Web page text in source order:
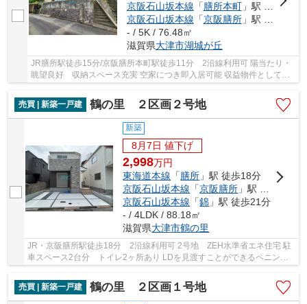
京阪石山坂本線 「膳所本町」駅 徒歩11分
京阪石山坂本線 「京阪膳所」駅 徒歩15分
- / 5K / 76.48㎡
滋賀県大津市湖城が丘
JR膳所駅徒歩15分/京阪膳所本町駅徒歩11分 2沿線利用可 陽当たり・
眺望良好 収納スペース充実 空家につき即入居可能 収益物件としても
売買 | 新築一戸建
鶴の里 ２区画２号地
新築
8月7日 値下げ
2,998万円
東海道本線 「膳所 」駅 徒歩18分
京阪石山坂本線 「京阪膳所 」駅 徒歩18分
京阪石山坂本線 「錦 」駅 徒歩21分
- / 4LDK / 88.18㎡
滋賀県大津市鶴の里
JR・京阪膳所駅徒歩18分 2沿線利用可 2号地 ZEH水準省エネ住宅 駐
車スペース2台分 トイレ2ヶ所あり LDを見渡すことができるペニンシ
売買 | 新築一戸建
鶴の里 ２区画１号地